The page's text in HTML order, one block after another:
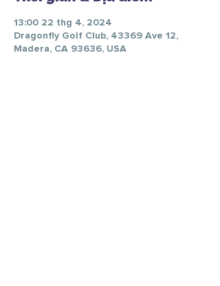
13:00 22 thg 4, 2024
Dragonfly Golf Club, 43369 Ave 12,
Madera, CA 93636, USA